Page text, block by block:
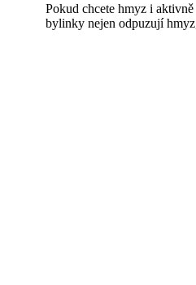
Pokud chcete hmyz i
bylinky nejen odpuzují